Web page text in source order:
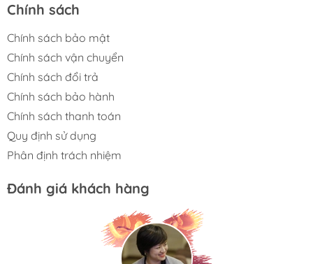
Chính sách
Chính sách bảo mật
Chính sách vận chuyển
Chính sách đổi trả
Chính sách bảo hành
Chính sách thanh toán
Quy định sử dụng
Phân định trách nhiệm
Đánh giá khách hàng